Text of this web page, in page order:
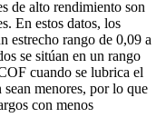
de alto rendimiento son
En estos datos, los
estrecho rango de 0,09 a
se sitúan en un rango
cuando se lubrica el
menores, por lo que
con menos